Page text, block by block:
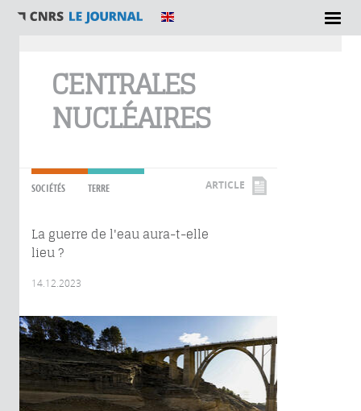
CENTRALES
NUCLÉAIRES
SOCIÉTÉS TERRE ARTICLE
La guerre de l'eau aura-t-elle
lieu ?
14.12.2023